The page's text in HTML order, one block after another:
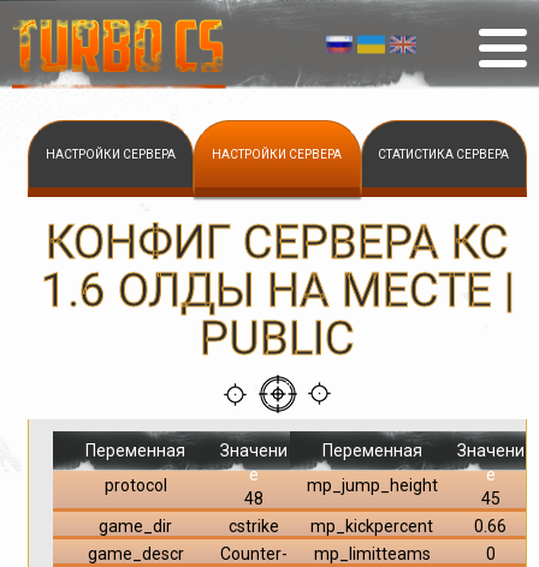
НАСТРОЙКИ СЕРВЕРА НАСТРОЙКИ СЕРВЕРА СТАТИСТИКА СЕРВЕРА
КОНФИГ СЕРВЕРА КС
1.6 ОЛДЫ НА МЕСТЕ |
PUBLIC
Переменная
Значени
е
protocol
48
game_dir
cstrike
game_descr
Counter-
Переменная
Значени
е
mp_jump_height
45
mp_kickpercent
0.66
mp_limitteams
0